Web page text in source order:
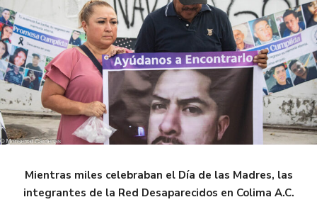
Mientras miles celebraban el Día de las Madres, las
integrantes de la Red Desaparecidos en Colima A.C.